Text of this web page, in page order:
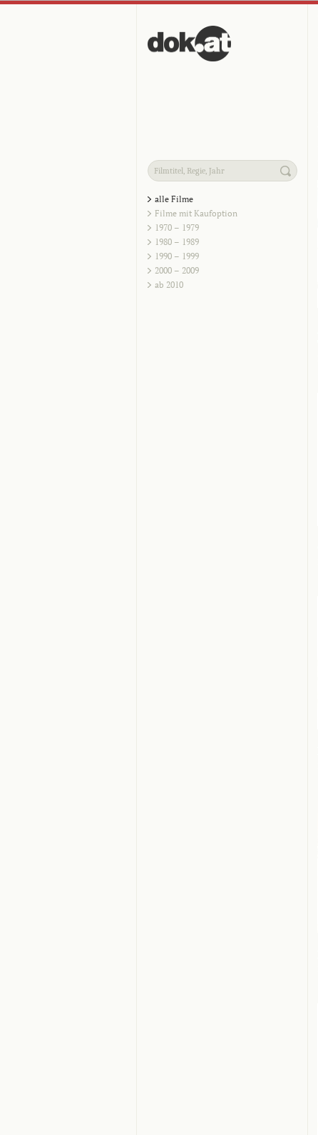
alle Filme
Filme mit Kaufoption
1970 – 1979
1980 – 1989
1990 – 1999
2000 – 2009
ab 2010